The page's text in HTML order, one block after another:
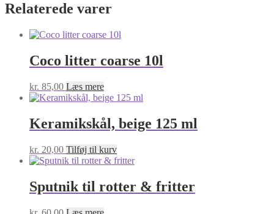
Relaterede varer
Coco litter coarse 10l
kr. 85,00 Læs mere
Keramikskål, beige 125 ml
kr. 20,00 Tilføj til kurv
Sputnik til rotter & fritter